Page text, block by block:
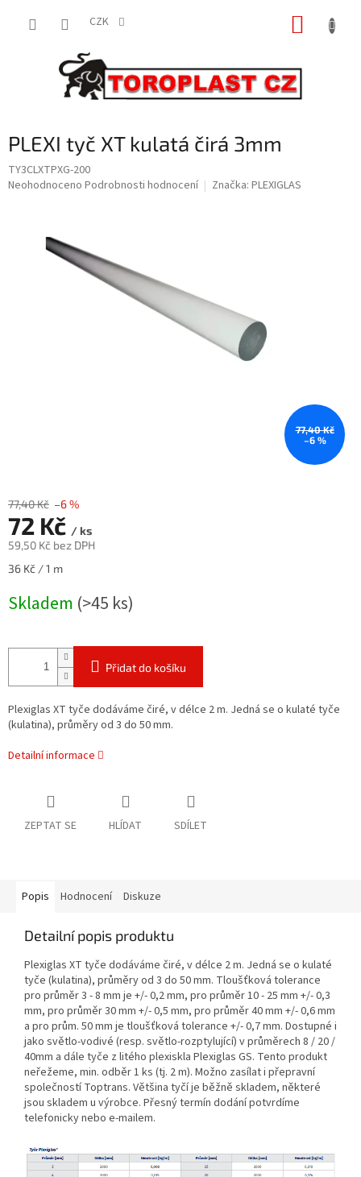
CZK
PLEXI tyč XT kulatá čirá 3mm
TY3CLXTPXG-200
Průměrné
Neohodnoceno Podrobnosti hodnocení Značka: PLEXIGLAS
77,40 Kč
–6 %
77,40 Kč –6 %
72 Kč / ks
59,50 Kč bez DPH
Měrná
36 Kč / 1 m
Skladem (>45 ks)
Přidat do košíku
Plexiglas XT tyče dodáváme čiré, v délce 2 m. Jedná se o kulaté tyče
(kulatina), průměry od 3 do 50 mm.
Detailní informace
ZEPTAT SE HLÍDAT SDÍLET
Popis Hodnocení Diskuze
Detailní popis produktu
Plexiglas XT tyče dodáváme čiré, v délce 2 m. Jedná se o kulaté
tyče (kulatina), průměry od 3 do 50 mm. Tloušťková tolerance
pro průměr 3 - 8 mm je +/- 0,2 mm, pro průměr 10 - 25 mm +/- 0,3
mm, pro průměr 30 mm +/- 0,5 mm, pro průměr 40 mm +/- 0,6 mm
a pro prům. 50 mm je tloušťková tolerance +/- 0,7 mm. Dostupné i
jako světlo-vodivé (resp. světlo-rozptylující) v průměrech 8 / 20 /
40mm a dále tyče z litého plexiskla Plexiglas GS. Tento produkt
neřežeme, min. odběr 1 ks (tj. 2 m). Možno zasílat i přepravní
společností Toptrans. Většina tyčí je běžně skladem, některé
jsou skladem u výrobce. Přesný termín dodání potvrdíme
telefonicky nebo e-mailem.